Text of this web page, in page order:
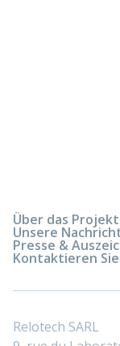
Über das Projekt
Unsere
Presse &
Kontaktieren Sie
Relotech SARL